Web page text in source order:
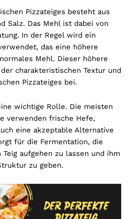
Pizzateiges besteht aus
Salz. Das Mehl ist dabei von
In der Regel wird ein
das eine höhere
Mehl. Dieser höhere
charakteristischen Textur und
Pizzateiges bei.
wichtige Rolle. Die meisten
verwenden frische Hefe,
eine akzeptable Alternative
für die Fermentation, die
aufgehen zu lassen und ihm
zu geben.